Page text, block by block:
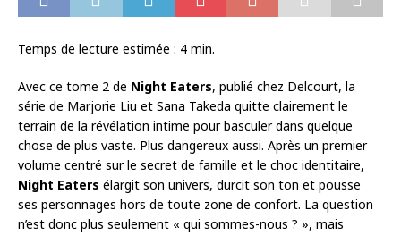
Temps de lecture estimée : 4 min.
Avec ce tome 2 de Night Eaters, publié chez Delcourt, la
série de Marjorie Liu et Sana Takeda quitte clairement le
terrain de la révélation intime pour basculer dans quelque
chose de plus vaste. Plus dangereux aussi. Après un premier
volume centré sur le secret de famille et le choc identitaire,
Night Eaters élargit son univers, durcit son ton et pousse
ses personnages hors de toute zone de confort. La question
n’est donc plus seulement « qui sommes-nous ? », mais